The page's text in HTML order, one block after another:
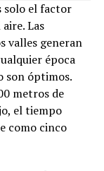
solo el factor
Las
valles generan
época
son óptimos.
metros de
el tiempo
como cinco